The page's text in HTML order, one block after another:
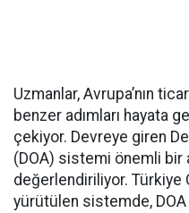
Uzmanlar, Avrupa’nın
benzer adımları hayata
çekiyor. Devreye giren
(DOA) sistemi önemli bir
değerlendiriliyor. Türkiye
yürütülen sistemde,